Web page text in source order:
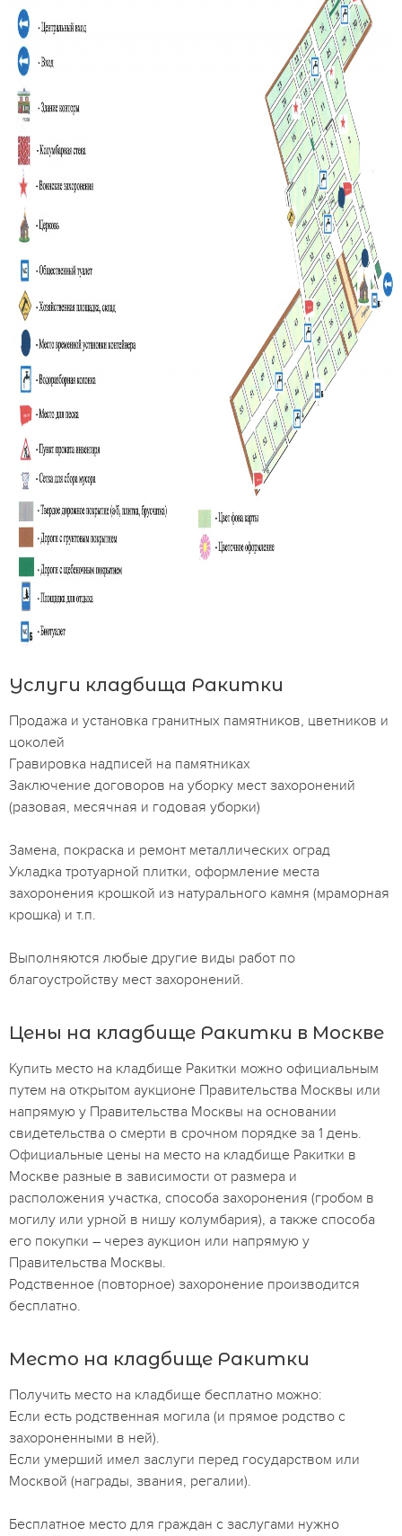
Услуги кладбища Ракитки
Продажа и установка гранитных памятников, цветников и
цоколей
Гравировка надписей на памятниках
Заключение договоров на уборку мест захоронений
(разовая, месячная и годовая уборки)
Замена, покраска и ремонт металлических оград
Укладка тротуарной плитки, оформление места
захоронения крошкой из натурального камня (мраморная
крошка) и т.п.
Выполняются любые другие виды работ по
благоустройству мест захоронений.
Цены на кладбище Ракитки в Москве
Купить место на кладбище Ракитки можно официальным
путем на открытом аукционе Правительства Москвы или
напрямую у Правительства Москвы на основании
свидетельства о смерти в срочном порядке за 1 день.
Официальные цены на место на кладбище Ракитки в
Москве разные в зависимости от размера и
расположения участка, способа захоронения (гробом в
могилу или урной в нишу колумбария), а также способа
его покупки – через аукцион или напрямую у
Правительства Москвы.
Родственное (повторное) захоронение производится
бесплатно.
Место на кладбище Ракитки
Получить место на кладбище бесплатно можно:
Если есть родственная могила (и прямое родство с
захороненными в ней).
Если умерший имел заслуги перед государством или
Москвой (награды, звания, регалии).
Бесплатное место для граждан с заслугами нужно